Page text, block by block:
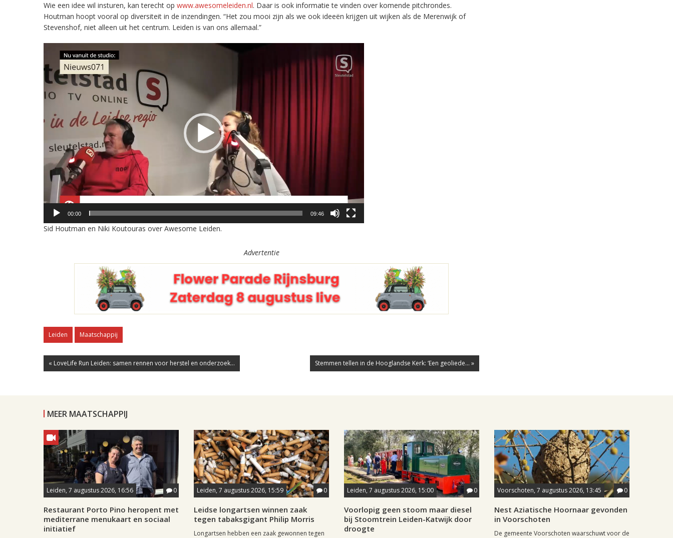
Wie een idee wil insturen, kan terecht op www.awesomeleiden.nl. Daar is ook informatie te vinden over komende pitchrondes.
Houtman hoopt vooral op diversiteit in de inzendingen. “Het zou mooi zijn als we ook ideeën krijgen uit wijken als de Merenwijk of
Stevenshof, niet alleen uit het centrum. Leiden is van ons allemaal.”
00:00 09:46
Sid Houtman en Niki Koutouras over Awesome Leiden.
Advertentie
Leiden Maatschappij
« LoveLife Run Leiden: samen rennen voor herstel en onderzoek... Stemmen tellen in de Hooglandse Kerk: ‘Een geoliede... »
MEER MAATSCHAPPIJ
Leiden, 7 augustus 2026, 16:56 0
Restaurant Porto Pino heropent met
mediterrane menukaart en sociaal
initiatief
Leiden, 7 augustus 2026, 15:59 0
Leidse longartsen winnen zaak
tegen tabaksgigant Philip Morris
Longartsen hebben een zaak gewonnen tegen
Leiden, 7 augustus 2026, 15:00 0
Voorlopig geen stoom maar diesel
bij Stoomtrein Leiden-Katwijk door
droogte
Voorschoten, 7 augustus 2026, 13:45 0
Nest Aziatische Hoornaar gevonden
in Voorschoten
De gemeente Voorschoten waarschuwt voor de